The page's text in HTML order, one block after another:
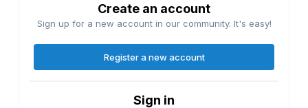
Create an account
Sign up for a new account in our community. It's easy!
Register a new account
Sign in